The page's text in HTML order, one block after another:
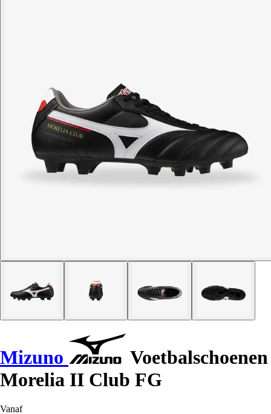
Mizuno
Voetbalschoenen
Morelia II Club FG
Vanaf